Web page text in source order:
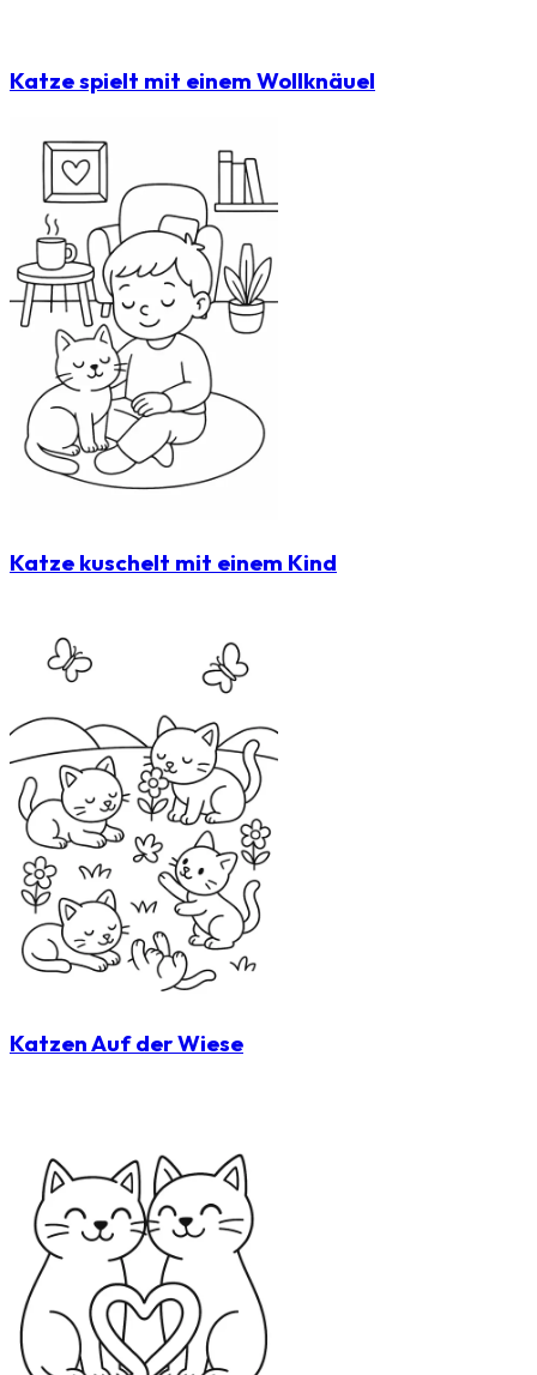
Katze spielt mit einem Wollknäuel
Katze kuschelt mit einem Kind
Katzen Auf der Wiese